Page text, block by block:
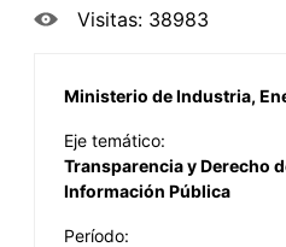
Visitas: 38983
Ministerio de Industria,
Eje temático:
Transparencia y Derecho
Información Pública
Período: